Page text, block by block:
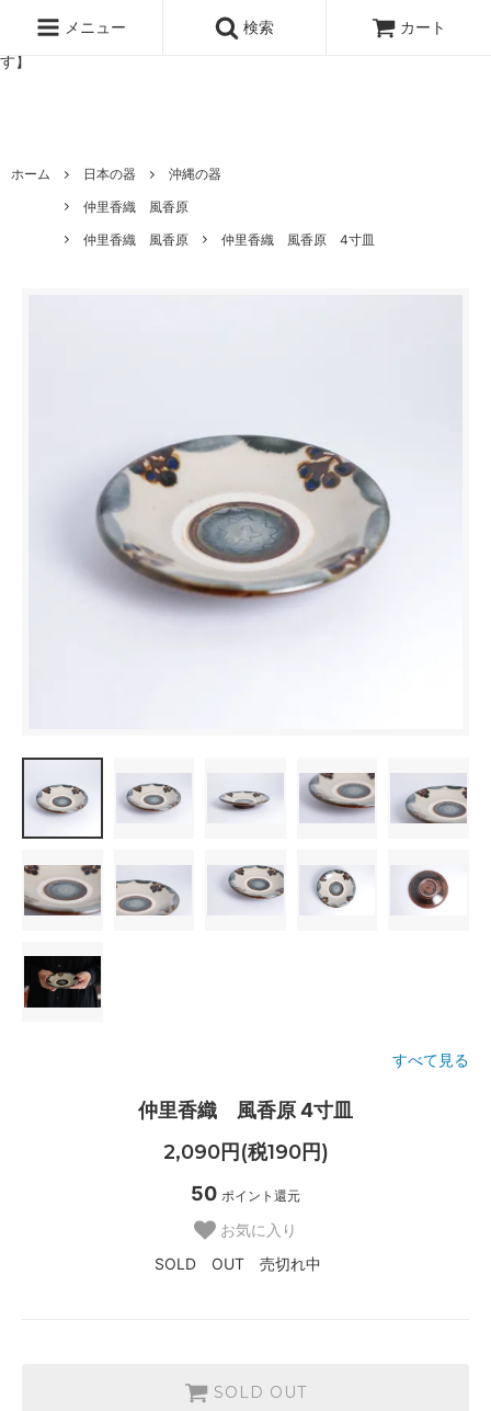
ッタのオンラインストア【アラビア,クイストゴーなどの北欧ヴィンテ
ージ食器,雅峰窯やソルテグラスジュエリーなどの作家の作品が並びま
す】
メニュー 検索 カート
ホーム 日本の器
沖縄の器
仲里香織 風香原
仲里香織 風香原
仲里香織 風香原 4寸皿
すべて見る
仲里香織 風香原 4寸皿
2,090円(税190円)
50 ポイント還元
お気に入り
SOLD OUT 売切れ中
SOLD OUT